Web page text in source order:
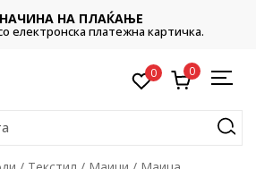
НА ПЛАЌАЊЕ
електронска платежна картичка.
0 0